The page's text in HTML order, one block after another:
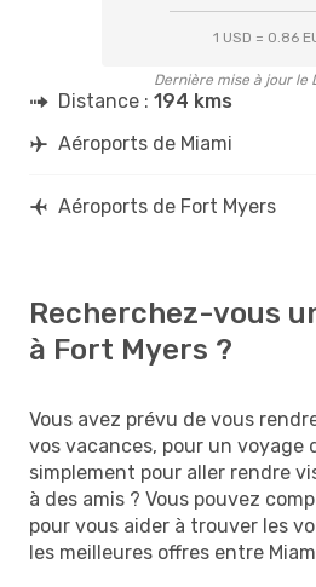
1 USD = 0.86
Dernière mise à jour le
Distance : 194 kms
Aéroports de Miami
Aéroports de Fort Myers
Recherchez-vous
à Fort Myers ?
Vous avez prévu de vous
vos vacances, pour un voyage
simplement pour aller rendre
à des amis ? Vous pouvez
pour vous aider à trouver les
les meilleures offres entre